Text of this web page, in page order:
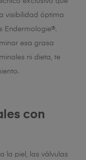
visibilidad óptima
Endermologie®.
esa grasa
ni dieta, te
con
la piel, las válvulas